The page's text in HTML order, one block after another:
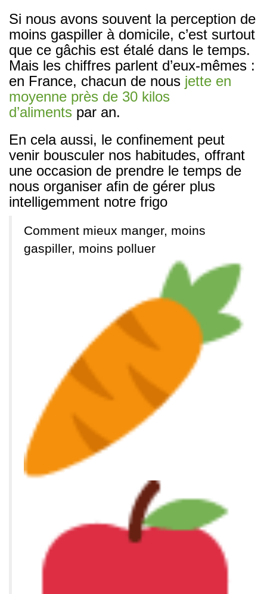
Si nous avons souvent la perception de
moins gaspiller à domicile, c’est surtout
que ce gâchis est étalé dans le temps.
Mais les chiffres parlent d’eux-mêmes :
en France, chacun de nous jette en
moyenne près de 30 kilos
d’aliments par an.
En cela aussi, le confinement peut
venir bousculer nos habitudes, offrant
une occasion de prendre le temps de
nous organiser afin de gérer plus
intelligemment notre frigo
Comment mieux manger, moins
gaspiller, moins polluer